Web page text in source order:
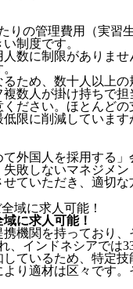
りの管理費用（実習
制度です。
数に制限がありま
ため、数十人以上
数人が掛け持ちで
ださい。ほとんど
限に削減していま
て外国人を採用する」
敗しないマネジメン
ていただき、適切
に求人可能！
機関を持っており
、インドネシアでは
ているため、特定
り適材は区々です